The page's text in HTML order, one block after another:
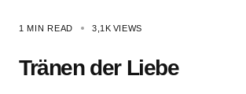
1 MIN READ 3,1K VIEWS
Tränen der Liebe